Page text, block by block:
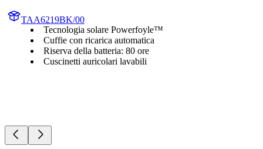
TAA6219BK/00
Tecnologia solare Powerfoyle™
Cuffie con ricarica automatica
Riserva della batteria: 80 ore
Cuscinetti auricolari lavabili